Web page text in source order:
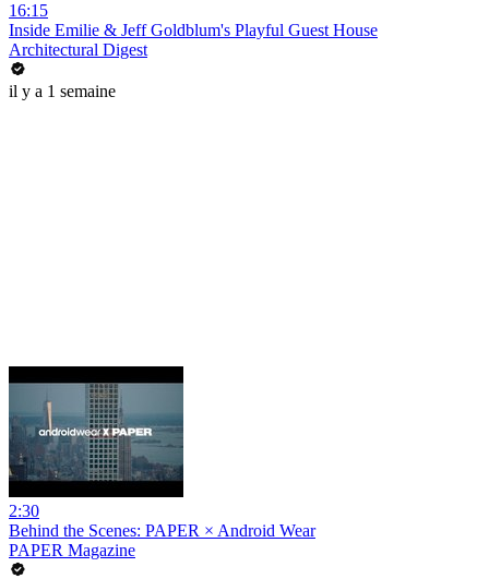
16:15
Inside Emilie & Jeff Goldblum's Playful Guest House
Architectural Digest
il y a 1 semaine
2:30
Behind the Scenes: PAPER × Android Wear
PAPER Magazine